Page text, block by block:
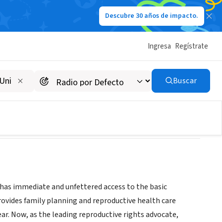
Descubre 30 años de impacto.
Ingresa Regístrate
Buscar
immediate and unfettered access to the basic
family planning and reproductive health care
Now, as the leading reproductive rights advocate,